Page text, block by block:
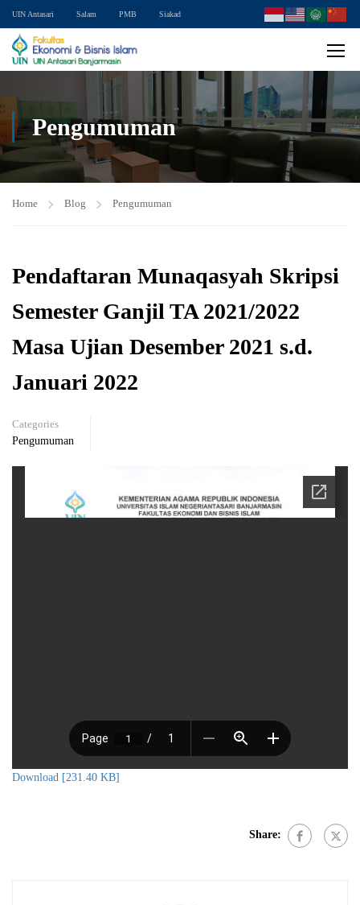
UIN Antasari Salam PMB Siakad
Pengumuman
Home Blog Pengumuman
Pendaftaran Munaqasyah Skripsi
Semester Ganjil TA 2021/2022
Masa Ujian Desember 2021 s.d.
Januari 2022
Categories
Pengumuman
Download [231.40 KB]
Share: